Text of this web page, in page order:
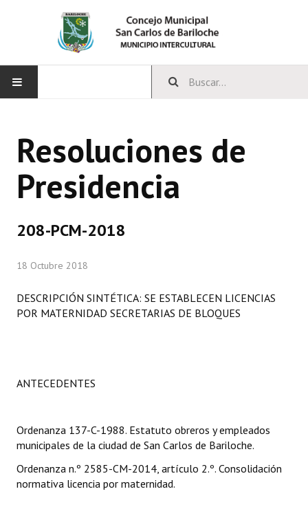
CONCEJO
Bloques Políticos
Comisiones Permanentes
Comisiones Especiales
Concejales Mandato Cumplido
Constitución Nacional
Carta Orgánica 2007
Reglamento Interno
Resoluciones de
Presidencia
208-PCM-2018
18 Octubre 2018
DESCRIPCIÓN SINTÉTICA: SE ESTABLECEN LICENCIAS
POR MATERNIDAD SECRETARIAS DE BLOQUES
ANTECEDENTES
Ordenanza 137-C-1988. Estatuto obreros y empleados
municipales de la ciudad de San Carlos de Bariloche.
Ordenanza n.º 2585-CM-2014, artículo 2.º. Consolidación
normativa licencia por maternidad.